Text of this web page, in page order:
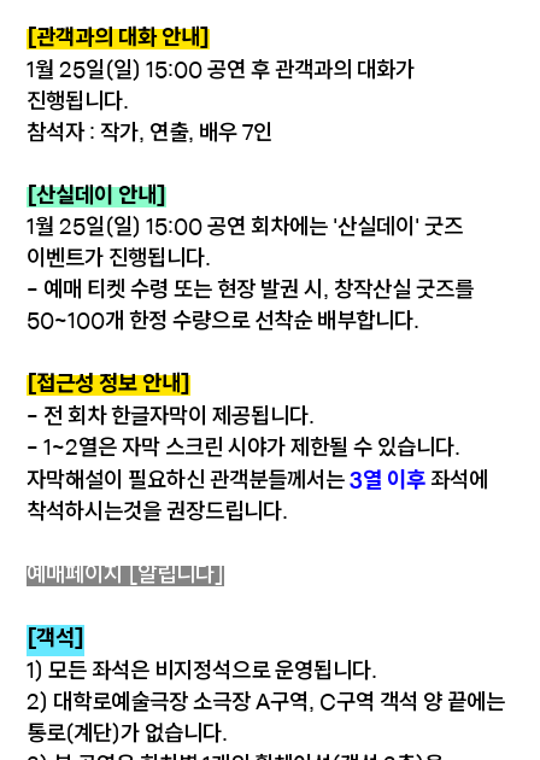
[관객과의 대화 안내]
1월 25일(일) 15:00 공연 후 관객과의 대화가
진행됩니다.
참석자 : 작가, 연출, 배우 7인
[산실데이 안내]
1월 25일(일) 15:00 공연 회차에는 '산실데이' 굿즈
이벤트가 진행됩니다.
- 예매 티켓 수령 또는 현장 발권 시, 창작산실 굿즈를
50~100개 한정 수량으로 선착순 배부합니다.
[접근성 정보 안내]
- 전 회차 한글자막이 제공됩니다.
- 1~2열은 자막 스크린 시야가 제한될 수 있습니다.
자막해설이 필요하신 관객분들께서는3열 이후 좌석에
착석하시는것을 권장드립니다.
예매페이지 [알립니다]
[객석]
1) 모든 좌석은 비지정석으로 운영됩니다.
2) 대학로예술극장 소극장 A구역, C구역 객석 양 끝에는
통로(계단)가 없습니다.